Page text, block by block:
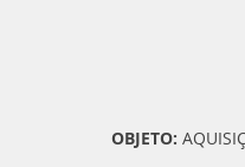
OBJETO: